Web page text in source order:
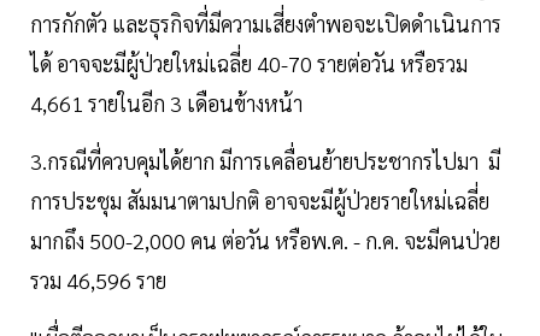
การกักตัว และธุรกิจที่มีความเสี่ยงตำพอจะเปิดดำเนินการ
ได้ อาจจะมีผู้ป่วยใหม่เฉลี่ย 40-70 รายต่อวัน หรือรวม
4,661 รายในอีก 3 เดือนข้างหน้า
3.กรณีที่ควบคุมได้ยาก มีการเคลื่อนย้ายประชากรไปมา มี
การประชุม สัมมนาตามปกติ อาจจะมีผู้ป่วยรายใหม่เฉลี่ย
มากถึง 500-2,000 คน ต่อวัน หรือพ.ค. - ก.ค. จะมีคนป่วย
รวม 46,596 ราย